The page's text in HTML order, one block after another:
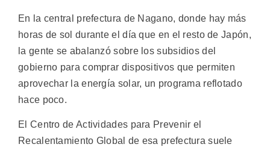
En la central prefectura de Nagano, donde hay más
horas de sol durante el día que en el resto de Japón,
la gente se abalanzó sobre los subsidios del
gobierno para comprar dispositivos que permiten
aprovechar la energía solar, un programa reflotado
hace poco.
El Centro de Actividades para Prevenir el
Recalentamiento Global de esa prefectura suele